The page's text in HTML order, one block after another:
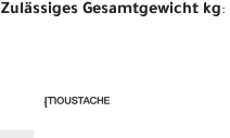
Zulässiges Gesamtgewicht kg: